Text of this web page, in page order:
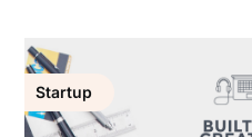
Startup